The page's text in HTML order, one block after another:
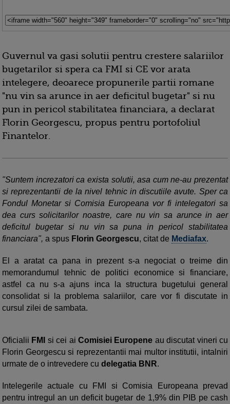
Guvernul va gasi solutii pentru crestere salariilor
bugetarilor si spera ca FMI si CE vor arata
intelegere, deoarece propunerile partii romane
"nu vin sa arunce in aer deficitul bugetar" si nu
pun in pericol stabilitatea financiara, a declarat
Florin Georgescu, propus pentru portofoliul
Finantelor.
"Suntem increzatori ca exista solutii, asa cum ne-au prezentat
si reprezentantii de la nivel tehnic in discutiile avute. Sper ca
Fondul Monetar si Comisia Europeana vor fi intelegatori sa
dea curs solicitarilor noastre, care nu vin sa arunce in aer
deficitul bugetar si nu vin sa puna in pericol stabilitatea
financiara", a spus Florin Georgescu, citat de Mediafax.
El a aratat ca pana in prezent s-a negociat o treime din
memorandumul tehnic de politici economice si financiare,
astfel ca nu s-a ajuns inca la structura bugetului general
consolidat si la problema salariilor, care vor fi discutate in
cursul zilei de sambata.
Oficialii FMI si cei aiComisiei Europene au discutat vineri cu
Florin Georgescu si reprezentantii mai multor institutii, intalniri
urmate de o intrevedere cu delegatia BNR.
Intelegerile actuale cu FMI si Comisia Europeana prevad
pentru intregul an un deficit bugetar de 1,9% din PIB pe cash